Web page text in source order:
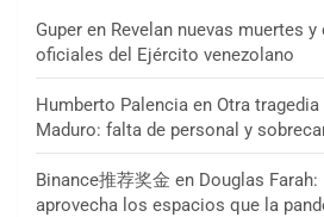
Guper en Revelan nuevas muertes
oficiales del Ejército venezolano
Humberto Palencia en Otra
Maduro: falta de personal y
Binance推荐奖金 en Douglas Farah:
aprovecha los espacios que la